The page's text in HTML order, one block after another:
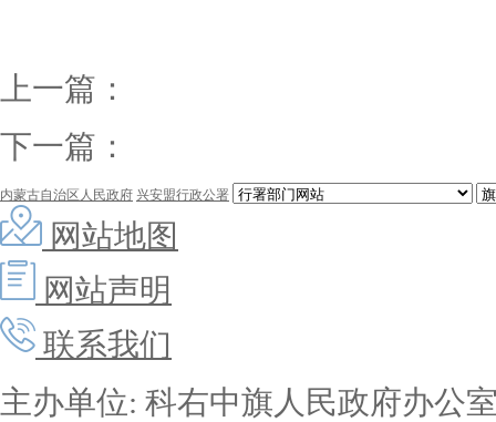
上一篇：
下一篇：
内蒙古自治区人民政府 兴安盟行政公署
网站地图
网站声明
联系我们
主办单位: 科右中旗人民政府办公